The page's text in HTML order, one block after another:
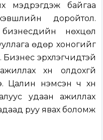
мэдрэгдэж байгаа
доройтол.
нөхцөл
өдөр хоногийг
эрхлэгчидтэй
хүн олдохгүй
Цалин нэмсэн ч хүн
удаан ажиллах
руу явах боломж